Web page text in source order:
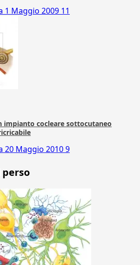
1 Maggio 2009 11
impianto cocleare sottocutaneo
20 Maggio 20109